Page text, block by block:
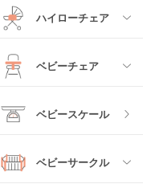
すべて
ベビーカーその他
ハイローチェア
すべて
ベビーチェア
すべて
ベビースケール
ベビーサークル